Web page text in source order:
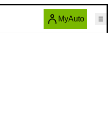
MyAuto